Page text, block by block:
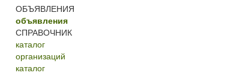
ОБЪЯВЛЕНИЯ
объявления
СПРАВОЧНИК
каталог
организаций
каталог